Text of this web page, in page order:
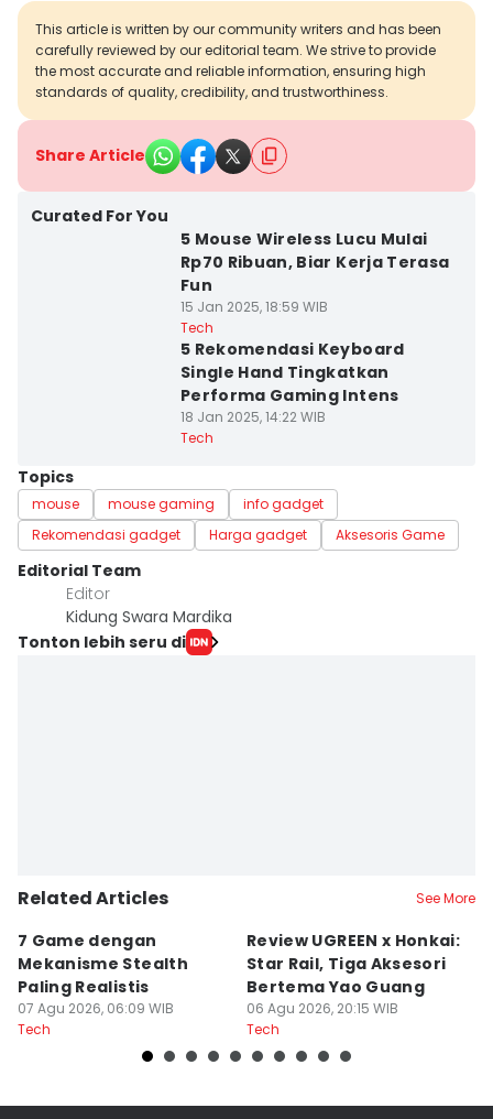
This article is written by our community writers and has been
carefully reviewed by our editorial team. We strive to provide
the most accurate and reliable information, ensuring high
standards of quality, credibility, and trustworthiness.
Share Article
Curated For You
5 Mouse Wireless Lucu Mulai
Rp70 Ribuan, Biar Kerja Terasa
Fun
15 Jan 2025, 18:59 WIB
Tech
5 Rekomendasi Keyboard
Single Hand Tingkatkan
Performa Gaming Intens
18 Jan 2025, 14:22 WIB
Tech
Topics
mouse mouse gaming
info gadget
Rekomendasi gadget
Harga gadget Aksesoris Game
Editorial Team
Editor
Kidung Swara Mardika
Tonton lebih seru di
Related Articles See More
7 Game dengan
Mekanisme Stealth
Paling Realistis
07 Agu 2026, 06:09 WIB
Tech
Review UGREEN x Honkai:
Star Rail, Tiga Aksesori
Bertema Yao Guang
06 Agu 2026, 20:15 WIB
Tech